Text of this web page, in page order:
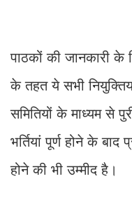
पाठकों की जानकारी
के तहत ये सभी
समितियों के माध्यम से
भर्तियां पूर्ण होने के
होने की भी उम्मीद है।